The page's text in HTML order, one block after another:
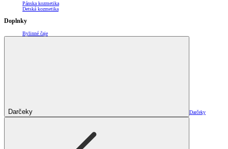
Pánska kozmetika
Detská kozmetika
Doplnky
Bylinné čaje
Darčeky Darčeky